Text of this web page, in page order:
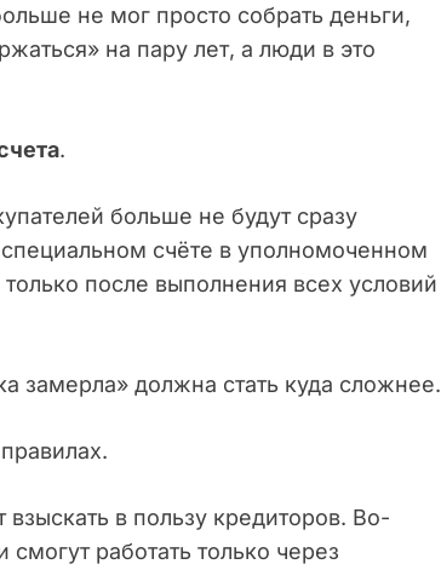
не мог просто собрать деньги,
на пару лет, а люди в это
.
больше не будут сразу
счёте в уполномоченном
после выполнения всех условий
замерла» должна стать куда сложнее.
в пользу кредиторов. Во-
работать только через